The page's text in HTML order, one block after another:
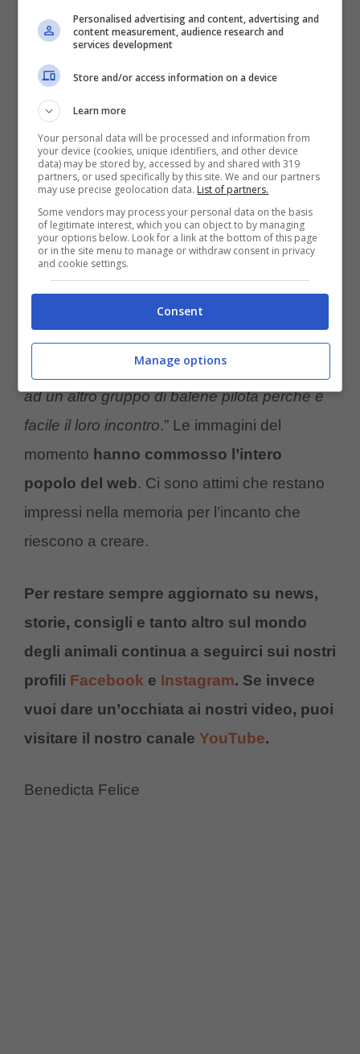
particolare, la seconda ipotesi riguarda il fatto
che
Potrebbe interessarti anche:
la mancanza dei visitatori e porta doni ai
volontari
Gli esperti hanno aggiunto un’altra
spiegazione concernente gli spostamenti dei
cetacei, fornendoci un’altra delucidazione sul
Solitamente le balene pilota
passano sette anni con i loro cuccioli ma ci
sono alte probabilità che il cucciolo si unirà
ad un altro gruppo di balene pilota perché è
facile il loro incontro.” Le immagini del
momento hanno commosso l’intero
popolo del web. Ci sono attimi che restano
impressi nella memoria per l’incanto che
riescono a creare.
Per restare sempre aggiornato su news,
storie, consigli e tanto altro sul mondo
degli animali continua a seguirci sui nostri
profili Facebook e Instagram. Se invece
vuoi dare un’occhiata ai nostri video, puoi
visitare il nostro canale YouTube.
Benedicta Felice
Personalised advertising and content, advertising and
content measurement, audience research and
services development
Store and/or access information on a device
Learn more
Your personal data will be processed and information from
your device (cookies, unique identifiers, and other device
data) may be stored by, accessed by and shared with 319
partners, or used specifically by this site. We and our partners
may use precise geolocation data. List of partners.
Some vendors may process your personal data on the basis
of legitimate interest, which you can object to by managing
your options below. Look for a link at the bottom of this page
or in the site menu to manage or withdraw consent in privacy
and cookie settings.
Consent
Manage options